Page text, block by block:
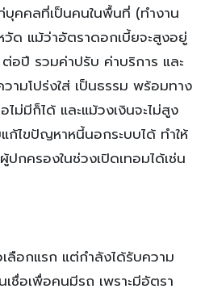
บุคคลที่เป็นคนในพื้นที่ (ทำงาน
ด แม้ว่าอัตราดอกเบี้ยจะสูงอยู่
อปี รวมค่าปรับ ค่าบริการ และ
ามโปร่งใส่ เป็นธรรม พร้อมทาง
ม่มีก็ได้ และแม้วงเงินจะไม่สูง
ไขปัญหาหนี้นอกระบบได้ ทำให้
กครองในช่วงเปิดเทอมได้เช่น
ลือกแรก แต่กำลังได้รับความ
ชื่อเพื่อคนมีรถ เพราะมีอัตรา